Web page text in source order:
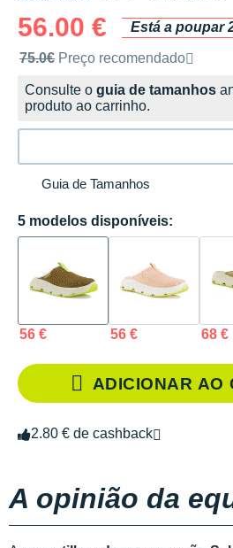
56.00 €
Está a poupar
Preço de venda recomendado
75.0€ Preço recomendado
Consulte o guia de tamanhos
produto ao carrinho.
Guia de Tamanhos
5 modelos disponíveis:
56 € 56 € 68 €
ADICIONAR AO
2.80 € de cashback
A opinião da